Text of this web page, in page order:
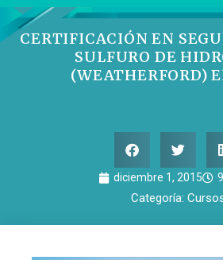
CERTIFICACIÓN EN
SULFURO DE
(WEATHERFORD)
diciembre 1, 2015
Categoría: